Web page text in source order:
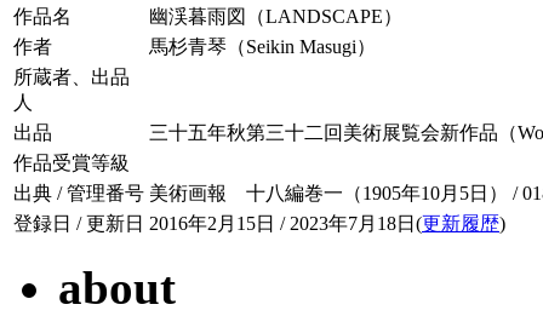
作品名
幽渓暮雨図（LANDSCAPE）
作者
馬杉青琴（Seikin Masugi）
所蔵者、出品
人
出品
三十五年秋第三十二回美術展覧会新作品（
作品受賞等級
出典 / 管理番号 美術画報 十八編巻一（1905年10月5日） /
登録日 / 更新日 2016年2月15日 / 2023年7月18日(更新履歴)
about